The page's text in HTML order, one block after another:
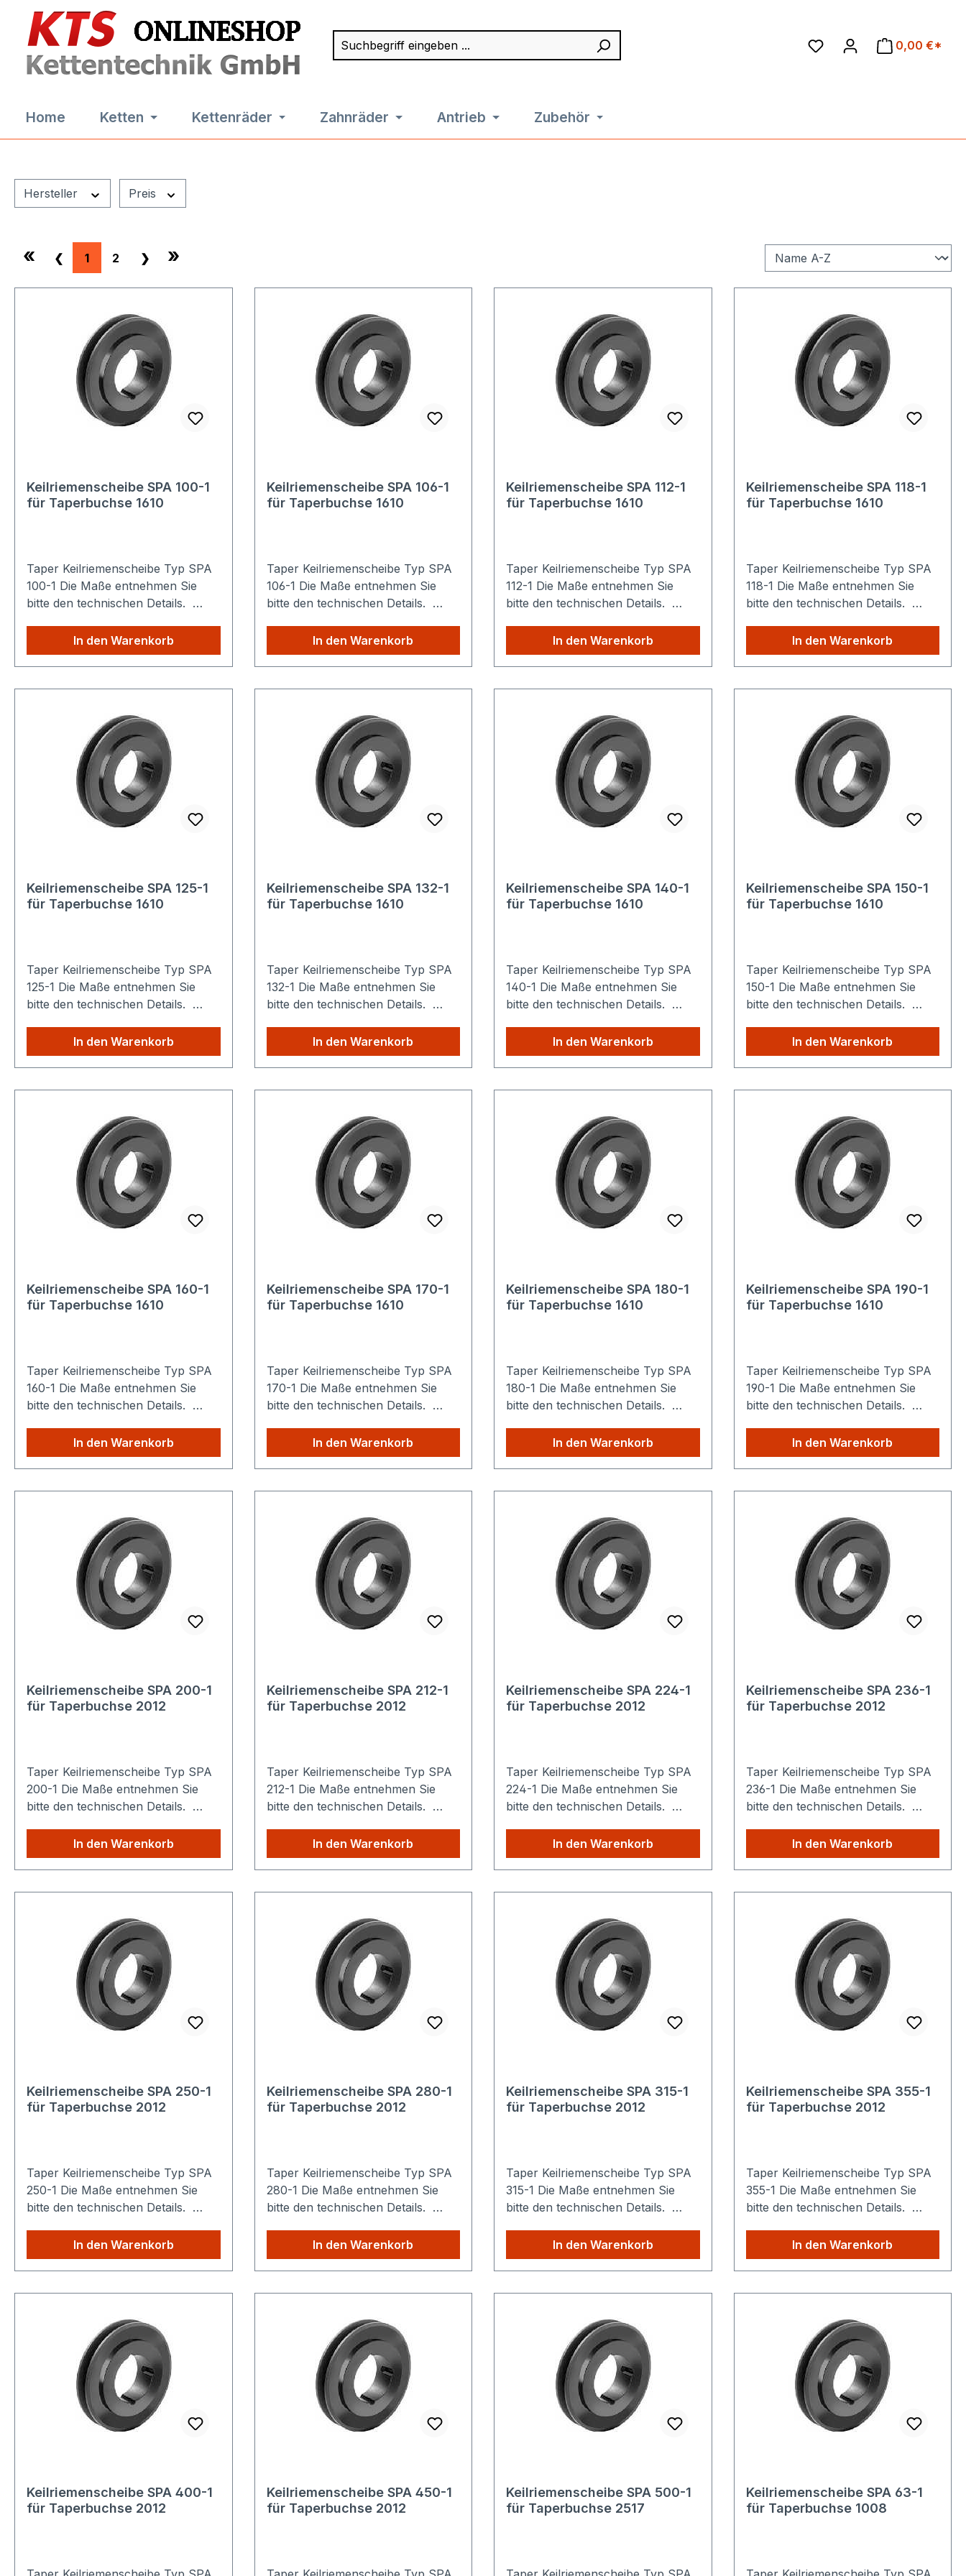
Hauptinhalt springen
Zur Suche springen
Zur Hauptnavigation springen
Suchbegriff eingeben ...
0,00 €*
Home Ketten Kettenräder Zahnräder Antrieb Zubehör
Hersteller Preis
« ❮ 1 2 ❯ »
Keilriemenscheibe SPA 100-1
für Taperbuchse 1610
Taper Keilriemenscheibe Typ SPA
100-1 Die Maße entnehmen Sie
bitte den technischen Details.
wie viele Produkte Sie aus
unserem Shop kaufen, Sie zahlen
Versandkosten.
In den Warenkorb
Keilriemenscheibe SPA 106-1
für Taperbuchse 1610
Taper Keilriemenscheibe Typ SPA
106-1 Die Maße entnehmen Sie
bitte den technischen Details.
wie viele Produkte Sie aus
unserem Shop kaufen, Sie zahlen
Versandkosten.
In den Warenkorb
Keilriemenscheibe SPA 112-1
für Taperbuchse 1610
Taper Keilriemenscheibe Typ SPA
112-1 Die Maße entnehmen Sie
bitte den technischen Details.
wie viele Produkte Sie aus
unserem Shop kaufen, Sie zahlen
Versandkosten.
In den Warenkorb
Keilriemenscheibe SPA 118-1
für Taperbuchse 1610
Taper Keilriemenscheibe Typ SPA
118-1 Die Maße entnehmen Sie
bitte den technischen Details.
wie viele Produkte Sie aus
unserem Shop kaufen, Sie zahlen
Versandkosten.
In den Warenkorb
Keilriemenscheibe SPA 125-1
für Taperbuchse 1610
Taper Keilriemenscheibe Typ SPA
125-1 Die Maße entnehmen Sie
bitte den technischen Details.
wie viele Produkte Sie aus
unserem Shop kaufen, Sie zahlen
Versandkosten.
In den Warenkorb
Keilriemenscheibe SPA 132-1
für Taperbuchse 1610
Taper Keilriemenscheibe Typ SPA
132-1 Die Maße entnehmen Sie
bitte den technischen Details.
wie viele Produkte Sie aus
unserem Shop kaufen, Sie zahlen
Versandkosten.
In den Warenkorb
Keilriemenscheibe SPA 140-1
für Taperbuchse 1610
Taper Keilriemenscheibe Typ SPA
140-1 Die Maße entnehmen Sie
bitte den technischen Details.
wie viele Produkte Sie aus
unserem Shop kaufen, Sie zahlen
Versandkosten.
In den Warenkorb
Keilriemenscheibe SPA 150-1
für Taperbuchse 1610
Taper Keilriemenscheibe Typ SPA
150-1 Die Maße entnehmen Sie
bitte den technischen Details.
wie viele Produkte Sie aus
unserem Shop kaufen, Sie zahlen
Versandkosten.
In den Warenkorb
Keilriemenscheibe SPA 160-1
für Taperbuchse 1610
Taper Keilriemenscheibe Typ SPA
160-1 Die Maße entnehmen Sie
bitte den technischen Details.
wie viele Produkte Sie aus
unserem Shop kaufen, Sie zahlen
Versandkosten.
In den Warenkorb
Keilriemenscheibe SPA 170-1
für Taperbuchse 1610
Taper Keilriemenscheibe Typ SPA
170-1 Die Maße entnehmen Sie
bitte den technischen Details.
wie viele Produkte Sie aus
unserem Shop kaufen, Sie zahlen
Versandkosten.
In den Warenkorb
Keilriemenscheibe SPA 180-1
für Taperbuchse 1610
Taper Keilriemenscheibe Typ SPA
180-1 Die Maße entnehmen Sie
bitte den technischen Details.
wie viele Produkte Sie aus
unserem Shop kaufen, Sie zahlen
Versandkosten.
In den Warenkorb
Keilriemenscheibe SPA 190-1
für Taperbuchse 1610
Taper Keilriemenscheibe Typ SPA
190-1 Die Maße entnehmen Sie
bitte den technischen Details.
wie viele Produkte Sie aus
unserem Shop kaufen, Sie zahlen
Versandkosten.
In den Warenkorb
Keilriemenscheibe SPA 200-1
für Taperbuchse 2012
Taper Keilriemenscheibe Typ SPA
200-1 Die Maße entnehmen Sie
bitte den technischen Details.
wie viele Produkte Sie aus
unserem Shop kaufen, Sie zahlen
Versandkosten.
In den Warenkorb
Keilriemenscheibe SPA 212-1
für Taperbuchse 2012
Taper Keilriemenscheibe Typ SPA
212-1 Die Maße entnehmen Sie
bitte den technischen Details.
wie viele Produkte Sie aus
unserem Shop kaufen, Sie zahlen
Versandkosten.
In den Warenkorb
Keilriemenscheibe SPA 224-1
für Taperbuchse 2012
Taper Keilriemenscheibe Typ SPA
224-1 Die Maße entnehmen Sie
bitte den technischen Details.
wie viele Produkte Sie aus
unserem Shop kaufen, Sie zahlen
Versandkosten.
In den Warenkorb
Keilriemenscheibe SPA 236-1
für Taperbuchse 2012
Taper Keilriemenscheibe Typ SPA
236-1 Die Maße entnehmen Sie
bitte den technischen Details.
wie viele Produkte Sie aus
unserem Shop kaufen, Sie zahlen
Versandkosten.
In den Warenkorb
Keilriemenscheibe SPA 250-1
für Taperbuchse 2012
Taper Keilriemenscheibe Typ SPA
250-1 Die Maße entnehmen Sie
bitte den technischen Details.
wie viele Produkte Sie aus
unserem Shop kaufen, Sie zahlen
Versandkosten.
In den Warenkorb
Keilriemenscheibe SPA 280-1
für Taperbuchse 2012
Taper Keilriemenscheibe Typ SPA
280-1 Die Maße entnehmen Sie
bitte den technischen Details.
wie viele Produkte Sie aus
unserem Shop kaufen, Sie zahlen
Versandkosten.
In den Warenkorb
Keilriemenscheibe SPA 315-1
für Taperbuchse 2012
Taper Keilriemenscheibe Typ SPA
315-1 Die Maße entnehmen Sie
bitte den technischen Details.
wie viele Produkte Sie aus
unserem Shop kaufen, Sie zahlen
Versandkosten.
In den Warenkorb
Keilriemenscheibe SPA 355-1
für Taperbuchse 2012
Taper Keilriemenscheibe Typ SPA
355-1 Die Maße entnehmen Sie
bitte den technischen Details.
wie viele Produkte Sie aus
unserem Shop kaufen, Sie zahlen
Versandkosten.
In den Warenkorb
Keilriemenscheibe SPA 400-1
für Taperbuchse 2012
Keilriemenscheibe SPA 450-1
für Taperbuchse 2012
Keilriemenscheibe SPA 500-1
für Taperbuchse 2517
Keilriemenscheibe SPA 63-1
für Taperbuchse 1008